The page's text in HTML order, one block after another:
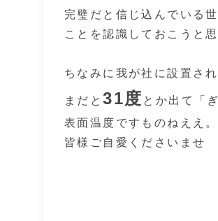
完璧だと信じ込んでいる
ことを認識しておこうと
ちなみに我が社に設置さ
まだと31度 とか出て「
表面温度ですものねええ
皆様ご自愛くださいませ